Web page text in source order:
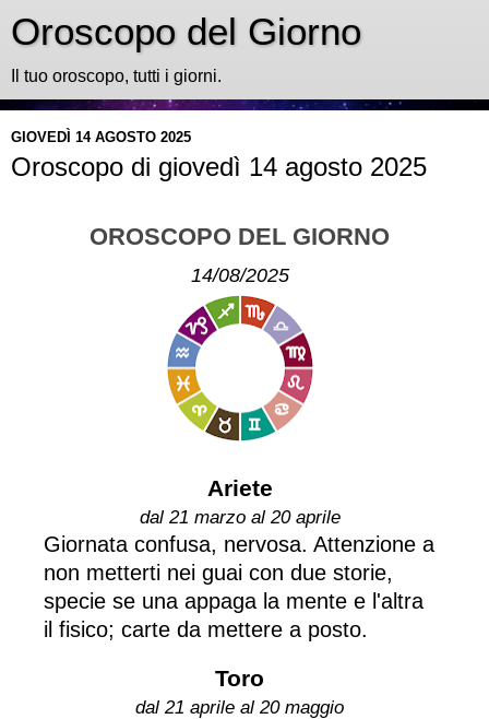
Oroscopo del Giorno
Il tuo oroscopo, tutti i giorni.
GIOVEDÌ 14 AGOSTO 2025
Oroscopo di giovedì 14 agosto 2025
OROSCOPO DEL GIORNO
14/08/2025
Ariete
dal 21 marzo al 20 aprile
Giornata confusa, nervosa. Attenzione a
non metterti nei guai con due storie,
specie se una appaga la mente e l'altra
il fisico; carte da mettere a posto.
Toro
dal 21 aprile al 20 maggio